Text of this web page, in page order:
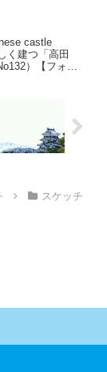
castle
く建つ「高田
）【フォト
スケッチ